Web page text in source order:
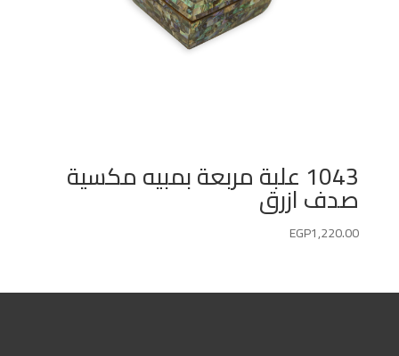
1043 علبة مربعة بمبيه مكسية
صدف ازرق
EGP1,220.00